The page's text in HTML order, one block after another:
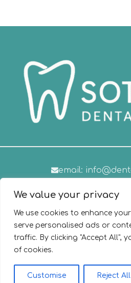
We value your privacy
We use cookies to enhance
serve personalised ads or
traffic. By clicking "Accept All",
of cookies.
Customise Reject All
email:
2026®Dental Sotiras. All Rights
VoulCom.